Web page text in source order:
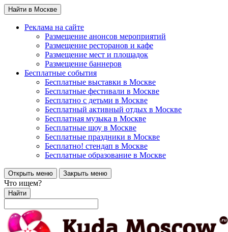
Найти в Москве
Реклама на сайте
Размещение анонсов мероприятий
Размещение ресторанов и кафе
Размещение мест и площадок
Размещение баннеров
Бесплатные события
Бесплатные выставки в Москве
Бесплатные фестивали в Москве
Бесплатно с детьми в Москве
Бесплатный активный отдых в Москве
Бесплатная музыка в Москве
Бесплатные шоу в Москве
Бесплатные праздники в Москве
Бесплатно! стендап в Москве
Бесплатные образование в Москве
Открыть меню Закрыть меню
Что ищем?
Найти